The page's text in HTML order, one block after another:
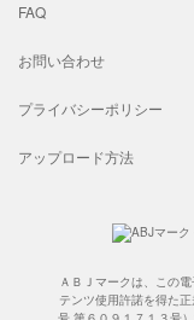
FAQ
お問い合わせ
プライバシーポリシー
アップロード方法
ＡＢＪマークは、この
テンツ使用許諾を得た